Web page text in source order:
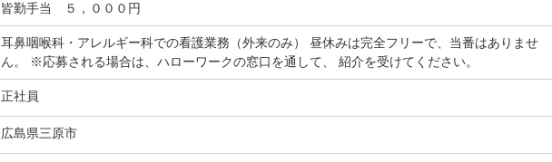
皆勤手当 ５，０００円
耳鼻咽喉科・アレルギー科での看護業務（外来のみ） 昼休みは完全フリーで、当番はありませ
ん。 ※応募される場合は、ハローワークの窓口を通して、 紹介を受けてください。
正社員
広島県三原市